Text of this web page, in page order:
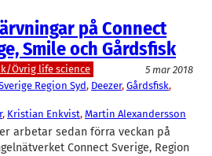
på Connect
Smile och Gårdsfisk
Övrig life science
5 mar 2018
Region Syd, Deezer, Gårdsfisk
, Kristian Enkvist, Martin Alexandersson
arbetar sedan förra veckan på
Connect Sverige, Region